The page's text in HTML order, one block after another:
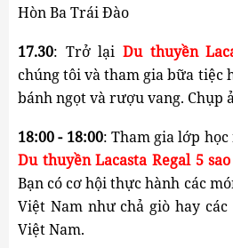
Hòn Ba Trái Đào
17.30: Trở lại Du thuyền
chúng tôi và tham gia bữa tiệc
bánh ngọt và rượu vang. Chụp
18:00 - 18:00: Tham gia lớp
Du thuyền Lacasta Regal 5 sao
Bạn có cơ hội thực hành các
Việt Nam như chả giò hay
Việt Nam.